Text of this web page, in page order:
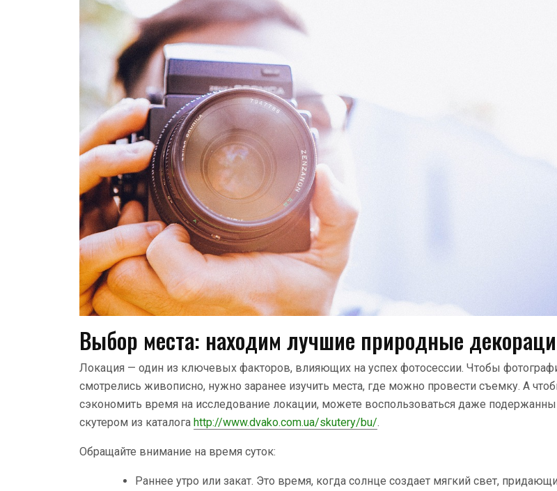
Выбор места: находим лучшие природные
Локация — один из ключевых факторов, влияющих на успех фотосессии. Чтобы
смотрелись живописно, нужно заранее изучить места, где можно провести съемку. А
сэкономить время на исследование локации, можете воспользоваться даже
скутером из каталога http://www.dvako.com.ua/skutery/bu/.
Обращайте внимание на время суток:
Раннее утро или закат. Это время, когда солнце создает мягкий свет,